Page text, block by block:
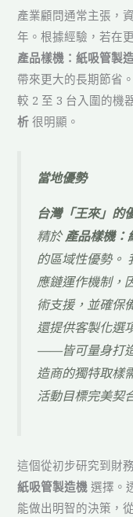
產業顧問通常主張，
年。根據經驗，若在
產品樣機：紙吸管製
帶來更大的長期節省
較 2 至 3 台入圍的機
析 很明顯。
當地優勢
台灣「王來」的
精於產品樣機：
的區域性優勢。
應鏈運作機制，
術支援，並確保
還提供客製化
——皆可量身打
造商的獨特取樣
活動目標完美契
這個從初步研究到財
紙吸管製造機 選擇。
能做出明智的決策，